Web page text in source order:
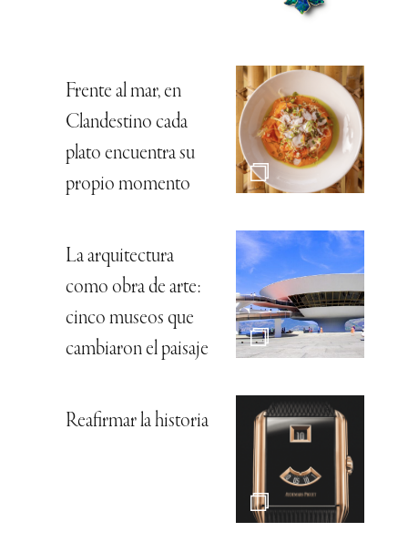
Frente al mar, en
Clandestino cada
plato encuentra su
propio momento
La arquitectura
como obra de arte:
cinco museos que
cambiaron el paisaje
Reafirmar la historia